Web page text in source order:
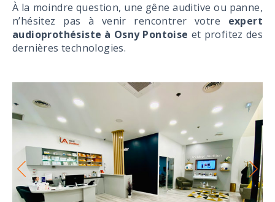
À la moindre question, une gêne auditive ou panne,
n’hésitez pas à venir rencontrer votre expert
audioprothésiste à Osny Pontoise et profitez des
dernières technologies.